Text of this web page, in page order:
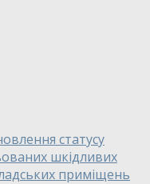
статусу
шкідливих
приміщень